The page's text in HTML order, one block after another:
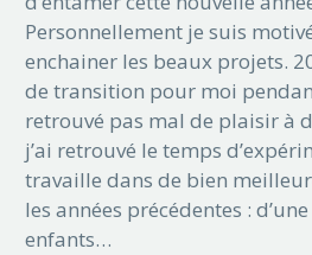
Personnellement je suis
enchainer les beaux projets.
de transition pour moi
retrouvé pas mal de plaisir à
j’ai retrouvé le temps
travaille dans de bien
les années précédentes :
enfants…